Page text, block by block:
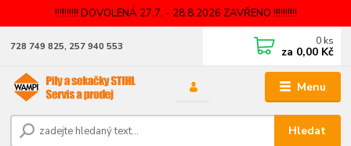
!!!!!!!!!! DOVOLENÁ 27.7. - 28.8.2026 ZAVŘENO !!!!!!!!!!
Menu
Hledat
728 749 825, 257 940 553 0 ks
za 0,00 Kč